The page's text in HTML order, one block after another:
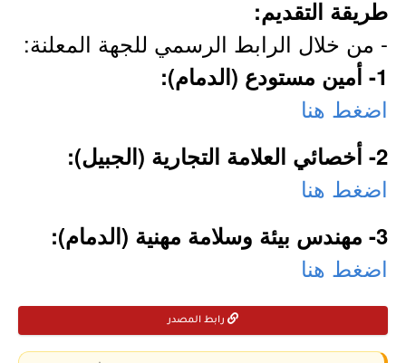
طريقة التقديم:
- من خلال الرابط الرسمي للجهة المعلنة:
1- أمين مستودع (الدمام):
اضغط هنا
2- أخصائي العلامة التجارية (الجبيل):
اضغط هنا
3- مهندس بيئة وسلامة مهنية (الدمام):
اضغط هنا
رابط المصدر